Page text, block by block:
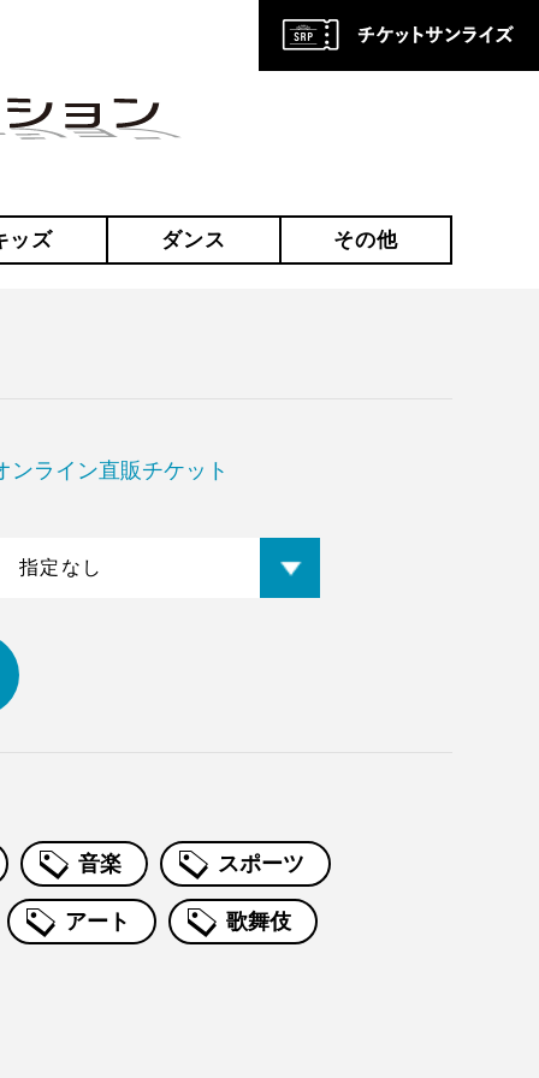
ッズ ダンス その他
ンライン直販チケット
音楽 スポーツ
アート 歌舞伎